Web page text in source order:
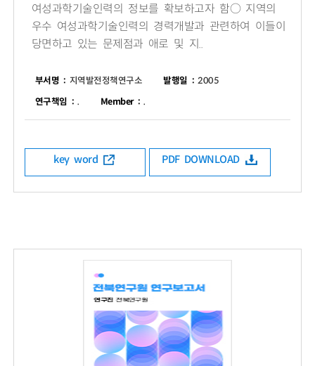
여성과학기술인력의 정보를 확보하고자 함○ 지역의
우수 여성과학기술인력의 경력개발과 관련하여 이들이
당면하고 있는 문제점과 애로 및 지..
부서명 : 지역발전정책연구소 발행일 : 2005
연구책임 : . Member : .
key word PDF DOWNLOAD